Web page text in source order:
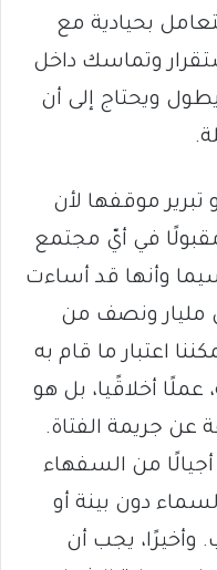
بحيادية مع
وتماسك داخل
ويحتاج إلى أن
تبرير موقفها لأن
مقبولًا في أيّ مجتمع
وأنها قد أساءت
مليار ونصف من
اعتبار ما قام به
أخلاقًيا، بل هو
عن جريمة الفتاة.
من السفهاء
دون بينة أو
يجب أن